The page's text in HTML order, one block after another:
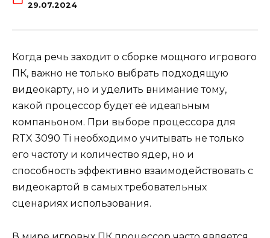
29.07.2024
Когда речь заходит о сборке мощного игрового
ПК, важно не только выбрать подходящую
видеокарту, но и уделить внимание тому,
какой процессор будет её идеальным
компаньоном. При выборе процессора для
RTX 3090 Ti необходимо учитывать не только
его частоту и количество ядер, но и
способность эффективно взаимодействовать с
видеокартой в самых требовательных
сценариях использования.